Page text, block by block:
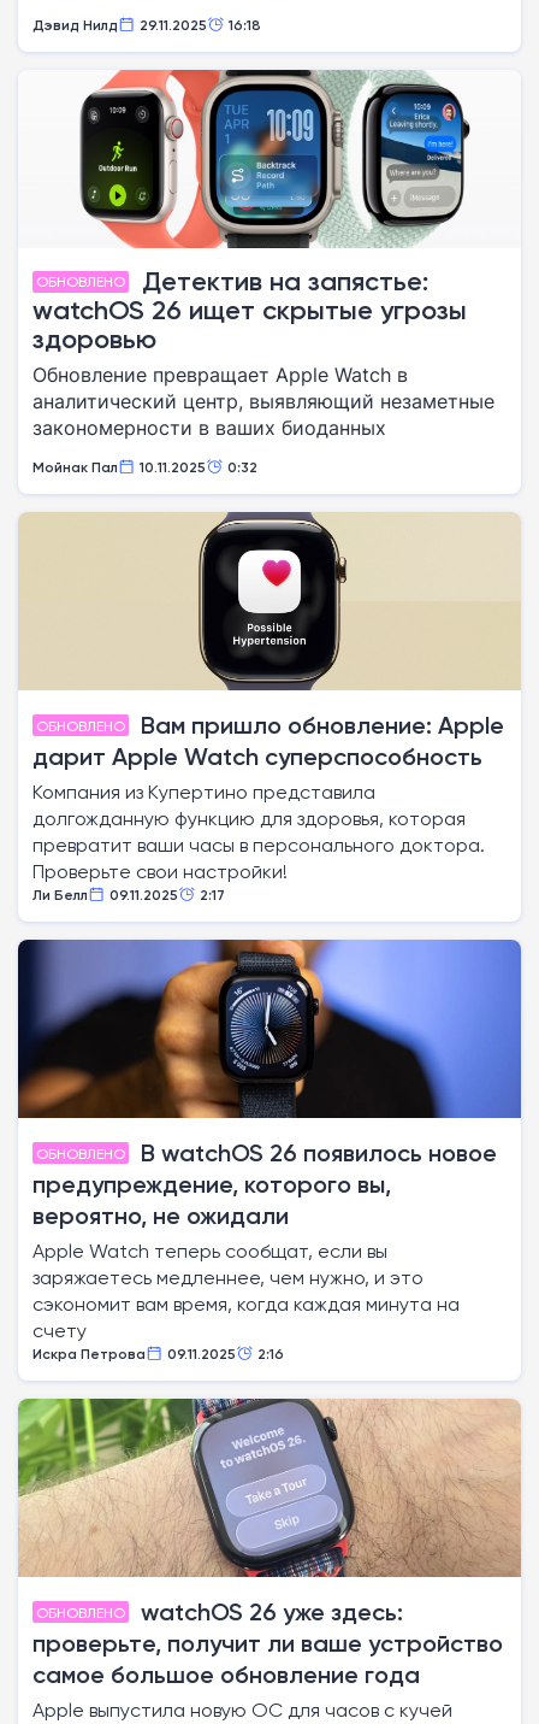
Дэвид Нилд 29.11.2025 16:18
ОБНОВЛЕНО
Детектив на запястье:
watchOS 26 ищет скрытые угрозы
здоровью
Обновление превращает Apple Watch в
аналитический центр, выявляющий незаметные
закономерности в ваших биоданных
Мойнак Пал 10.11.2025 0:32
ОБНОВЛЕНО
Вам пришло обновление: Apple
дарит Apple Watch суперспособность
Компания из Купертино представила
долгожданную функцию для здоровья, которая
превратит ваши часы в персонального доктора.
Проверьте свои настройки!
Ли Белл 09.11.2025 2:17
ОБНОВЛЕНО
В watchOS 26 появилось новое
предупреждение, которого вы,
вероятно, не ожидали
Apple Watch теперь сообщат, если вы
заряжаетесь медленнее, чем нужно, и это
сэкономит вам время, когда каждая минута на
счету
Искра Петрова 09.11.2025 2:16
ОБНОВЛЕНО
watchOS 26 уже здесь:
проверьте, получит ли ваше устройство
самое большое обновление года
Apple выпустила новую ОС для часов с кучей